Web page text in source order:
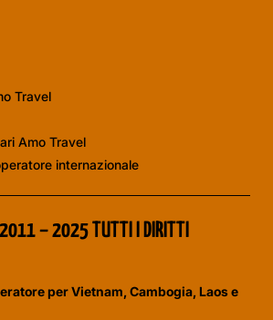
Travel
Amo Travel
internazionale
– 2025 TUTTI I DIRITTI
per Vietnam, Cambogia, Laos e